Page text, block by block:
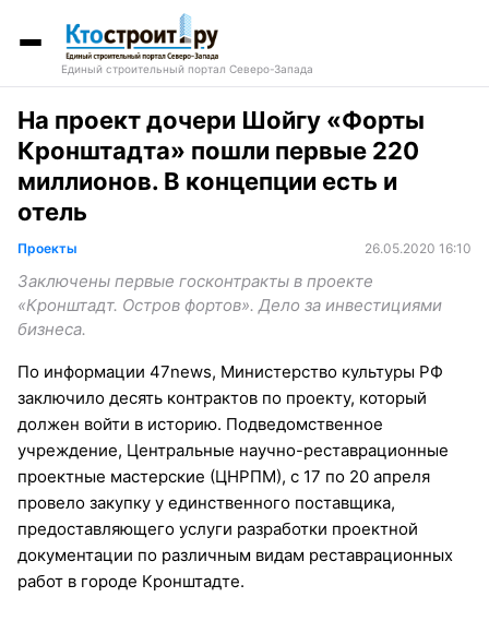
Единый строительный портал Северо-Запада
На проект дочери Шойгу «Форты
Кронштадта» пошли первые 220
миллионов. В концепции есть и
отель
Проекты 26.05.2020 16:10
Заключены первые госконтракты в проекте
«Кронштадт. Остров фортов». Дело за инвестициями
бизнеса.
По информации 47news, Министерство культуры РФ
заключило десять контрактов по проекту, который
должен войти в историю. Подведомственное
учреждение, Центральные научно-реставрационные
проектные мастерские (ЦНРПМ), с 17 по 20 апреля
провело закупку у единственного поставщика,
предоставляющего услуги разработки проектной
документации по различным видам реставрационных
работ в городе Кронштадте.